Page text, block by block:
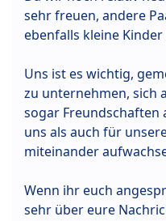
sehr freuen, andere
ebenfalls kleine Kinder
Uns ist es wichtig,
zu unternehmen, sich
sogar Freundschaften
uns als auch für
miteinander
Wenn ihr euch
sehr über eure